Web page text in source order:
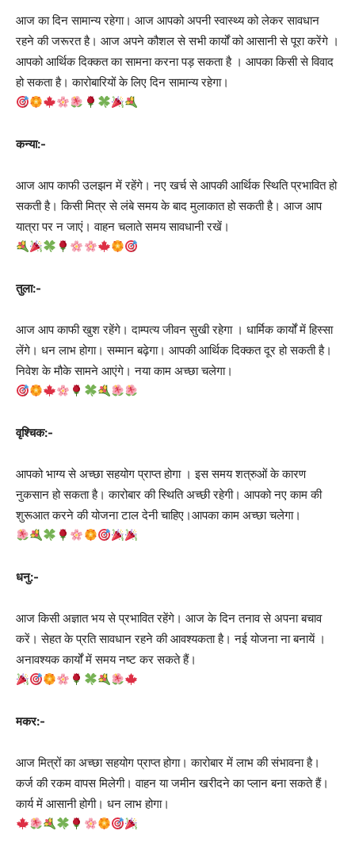
आज का दिन सामान्य रहेगा। आज आपको अपनी स्वास्थ्य को लेकर सावधान
रहने की जरूरत है। आज अपने कौशल से सभी कार्यों को आसानी से पूरा करेंगे ।
आपको आर्थिक दिक्कत का सामना करना पड़ सकता है । आपका किसी से विवाद
हो सकता है। कारोबारियों के लिए दिन सामान्य रहेगा।
कन्या:-
आज आप काफी उलझन में रहेंगे। नए खर्च से आपकी आर्थिक स्थिति प्रभावित हो
सकती है। किसी मित्र से लंबे समय के बाद मुलाकात हो सकती है। आज आप
यात्रा पर न जाएं। वाहन चलाते समय सावधानी रखें।
तुला:-
आज आप काफी खुश रहेंगे। दाम्पत्य जीवन सुखी रहेगा । धार्मिक कार्यों में हिस्सा
लेंगे। धन लाभ होगा। सम्मान बढ़ेगा। आपकी आर्थिक दिक्कत दूर हो सकती है।
निवेश के मौके सामने आएंगे। नया काम अच्छा चलेगा।
वृश्चिक:-
आपको भाग्य से अच्छा सहयोग प्राप्त होगा । इस समय शत्रुओं के कारण
नुकसान हो सकता है। कारोबार की स्थिति अच्छी रहेगी। आपको नए काम की
शुरूआत करने की योजना टाल देनी चाहिए।आपका काम अच्छा चलेगा।
धनु:-
आज किसी अज्ञात भय से प्रभावित रहेंगे। आज के दिन तनाव से अपना बचाव
करें। सेहत के प्रति सावधान रहने की आवश्यकता है। नई योजना ना बनायें ।
अनावश्यक कार्यों में समय नष्ट कर सकते हैं।
मकर:-
आज मित्रों का अच्छा सहयोग प्राप्त होगा। कारोबार में लाभ की संभावना है।
कर्ज की रकम वापस मिलेगी। वाहन या जमीन खरीदने का प्लान बना सकते हैं।
कार्य में आसानी होगी। धन लाभ होगा।